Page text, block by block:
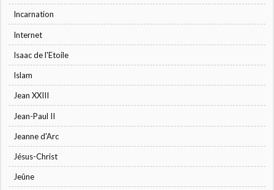
Incarnation
Internet
Isaac de l'Etoile
Islam
Jean XXIII
Jean-Paul II
Jeanne d'Arc
Jésus-Christ
Jeûne